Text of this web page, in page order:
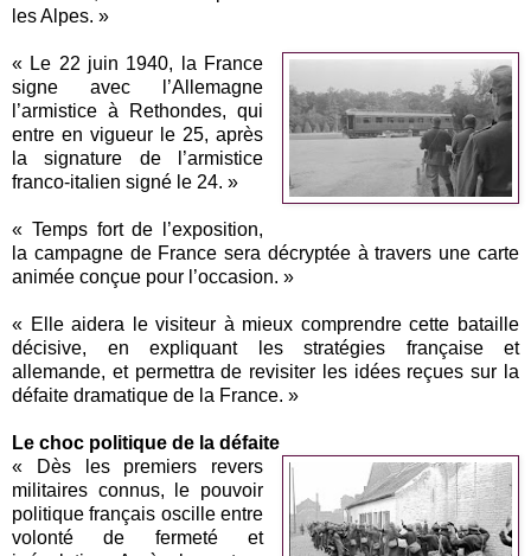
les Alpes. »
« Le 22 juin 1940, la France
signe avec l’Allemagne
l’armistice à Rethondes, qui
entre en vigueur le 25, après
la signature de l’armistice
franco-italien signé le 24. »
« Temps fort de l’exposition,
la campagne de France sera décryptée à travers une carte
animée conçue pour l’occasion. »
« Elle aidera le visiteur à mieux comprendre cette bataille
décisive, en expliquant les stratégies française et
allemande, et permettra de revisiter les idées reçues sur la
défaite dramatique de la France. »
Le choc politique de la défaite
« Dès les premiers revers
militaires connus, le pouvoir
politique français oscille entre
volonté de fermeté et